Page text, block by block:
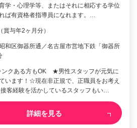
学・心理学等、またはそれに相応する学位
ば有資格者指導員になれます。…
与年2ヶ月分）
和区御器所通／名古屋市営地下鉄「御器所
ンクある方もOK ★男性スタッフが元気に
います！☆現在非正規で、正職員をお考え
客経験を活かしているスタッフもい…
詳細を見る